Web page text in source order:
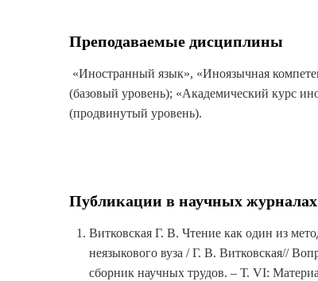
Преподаваемые дисциплины
«Иностранный язык», «Иноязычная
(базовый уровень); «Академический курс
(продвинутый уровень).
Публикации в научных журналах
Витковская Г. В. Чтение как один из
неязыкового вуза / Г. В. Витковская//
сборник научных трудов. – Т. VI: